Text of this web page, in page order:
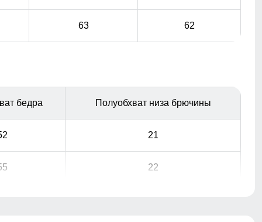
63 62
бедра Полуобхват низа брючины
21
22